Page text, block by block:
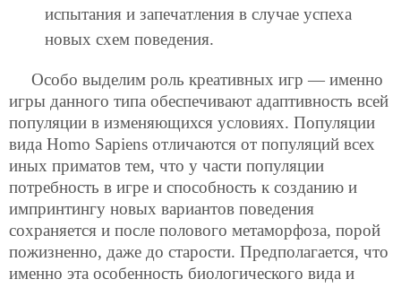
испытания и запечатления в случае успеха
новых схем поведения.
Особо выделим роль креативных игр — именно
игры данного типа обеспечивают адаптивность всей
популяции в изменяющихся условиях. Популяции
вида Homo Sapiens отличаются от популяций всех
иных приматов тем, что у части популяции
потребность в игре и способность к созданию и
импринтингу новых вариантов поведения
сохраняется и после полового метаморфоза, порой
пожизненно, даже до старости. Предполагается, что
именно эта особенность биологического вида и